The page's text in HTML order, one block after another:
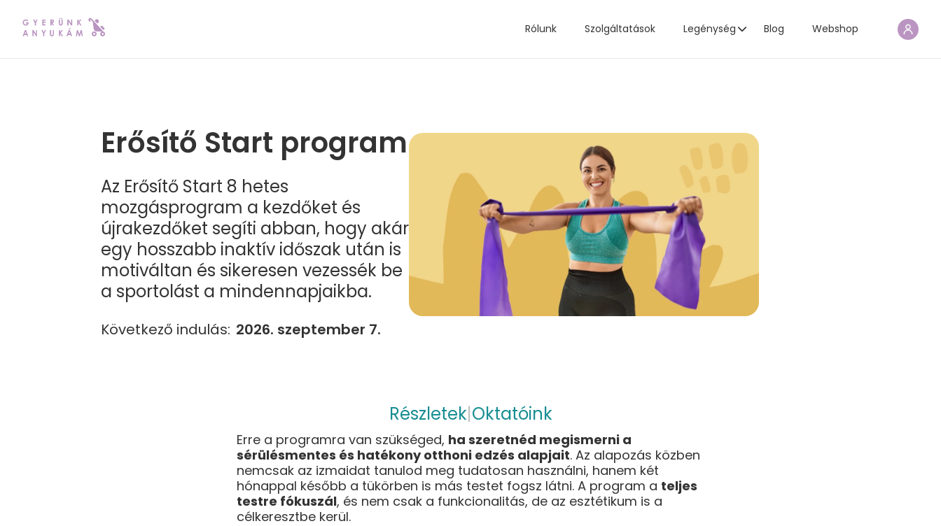
Rólunk Szolgáltatások Legénység Blog Webshop
Erősítő Start program
Az Erősítő Start 8 hetes
mozgásprogram a kezdőket és
újrakezdőket segíti abban, hogy akár
egy hosszabb inaktív időszak után is
motiváltan és sikeresen vezessék be
a sportolást a mindennapjaikba.
Következő indulás: 2026. szeptember 7.
Részletek|Oktatóink
Erre a programra van szükséged, ha szeretnéd megismerni a
sérülésmentes és hatékony otthoni edzés alapjait. Az alapozás közben
nemcsak az izmaidat tanulod meg tudatosan használni, hanem két
hónappal később a tükörben is más testet fogsz látni. A program a teljes
testre fókuszál, és nem csak a funkcionalitás, de az esztétikum is a
célkeresztbe kerül.